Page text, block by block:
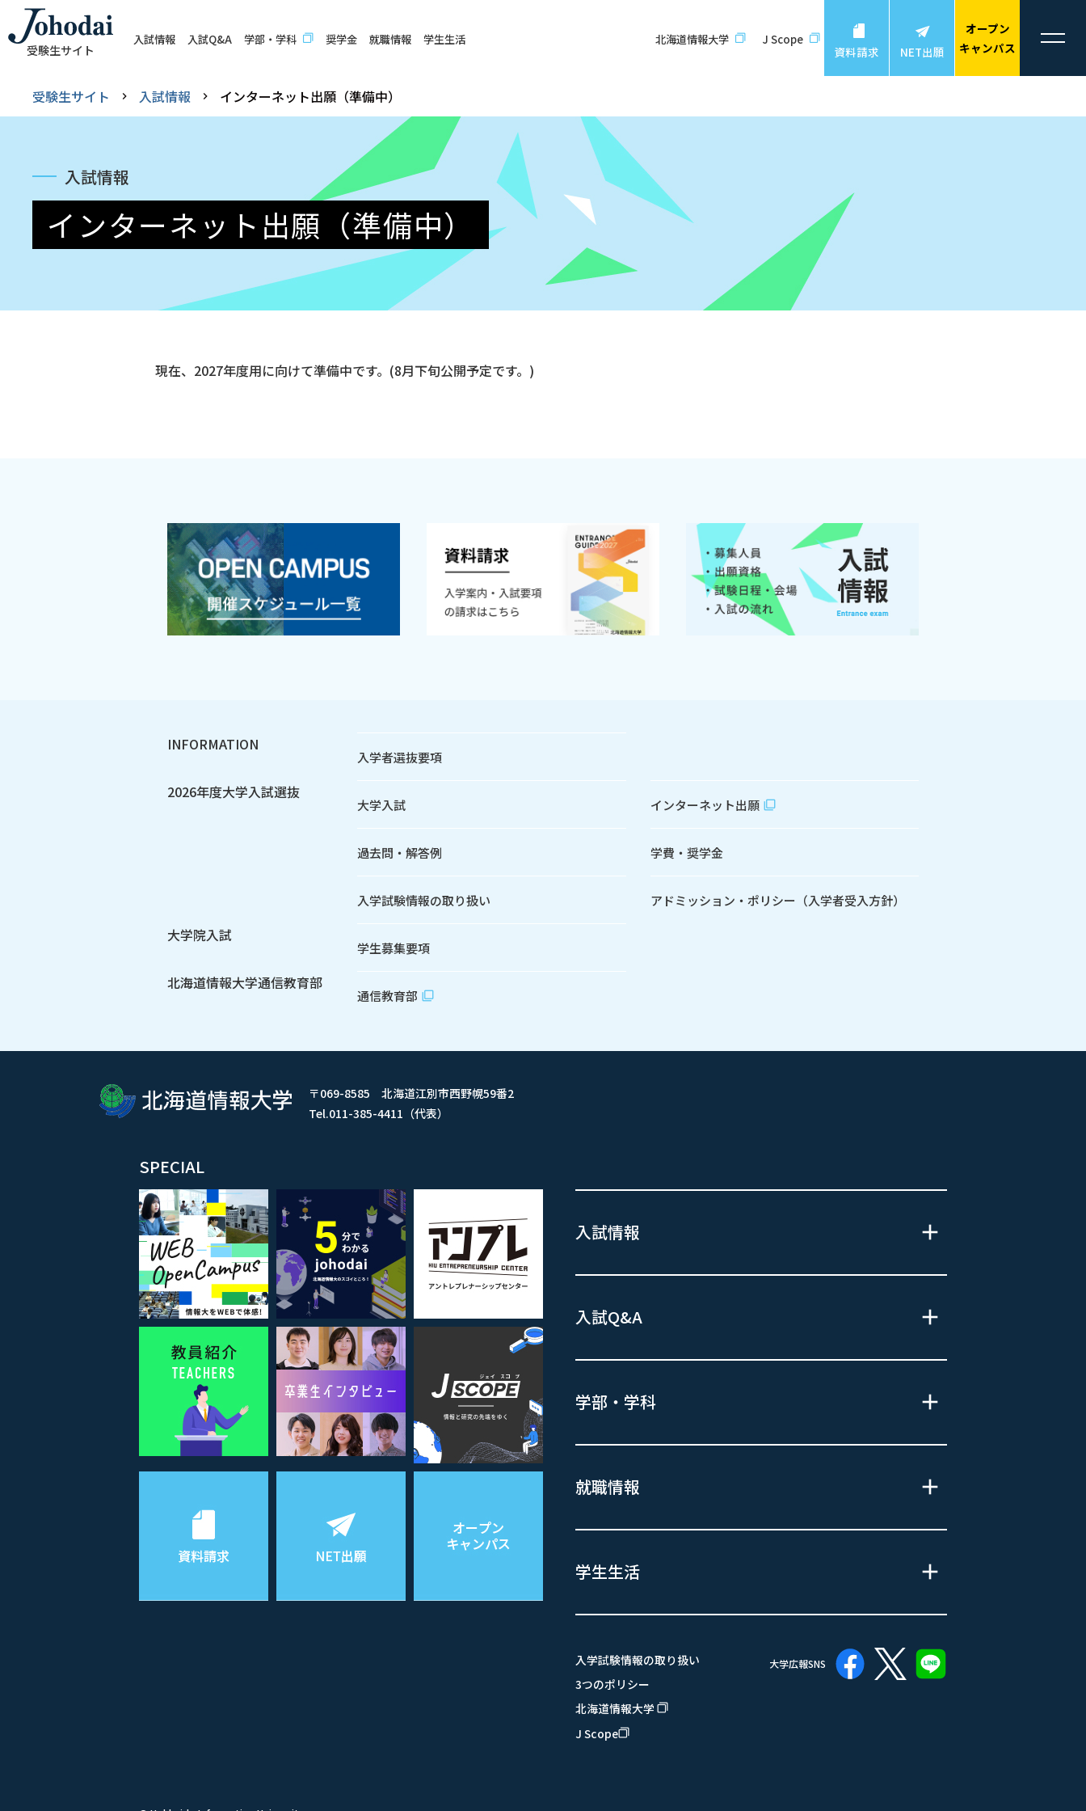
受験生サイト
入試情報 入試Q&A 学部・学科 奨学金 就職情報 学生生活 北海道情報大学 J Scope
資料請求 NET出願
オープン
キャンパス
受験生サイト 入試情報 インターネット出願（準備中）
入試情報
インターネット出願（準備中）
現在、2027年度用に向けて準備中です。(8月下旬公開予定です。)
INFORMATION
入学者選抜要項
2026年度大学入試選抜
大学入試 インターネット出願
過去問・解答例 学費・奨学金
入学試験情報の取り扱い アドミッション・ポリシー（入学者受入方針）
大学院入試
学生募集要項
北海道情報大学通信教育部
通信教育部
〒069-8585 北海道江別市西野幌59番2
Tel.011-385-4411（代表）
SPECIAL
入試情報
入試Q&A
学部・学科
就職情報
学生生活
入学試験情報の取り扱い
3つのポリシー
北海道情報大学 filter_none
J Scopefilter_none
大学広報SNS